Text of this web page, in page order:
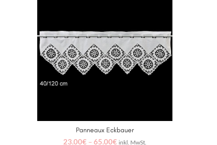
AUSFÜHRUNG WÄHLEN
Panneaux Eckbauer
23.00€ – 65.00€ inkl. MwSt.